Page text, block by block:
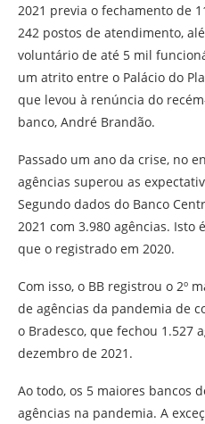
2021 previa o fechamento de
242 postos de atendimento,
voluntário de até 5 mil
um atrito entre o Palácio do
que levou à renúncia do
banco, André Brandão.
Passado um ano da crise, no
agências superou as
Segundo dados do Banco
2021 com 3.980 agências. Isto
que o registrado em 2020.
Com isso, o BB registrou o 2º
de agências da pandemia de
o Bradesco, que fechou 1.527
dezembro de 2021.
Ao todo, os 5 maiores bancos
agências na pandemia. A